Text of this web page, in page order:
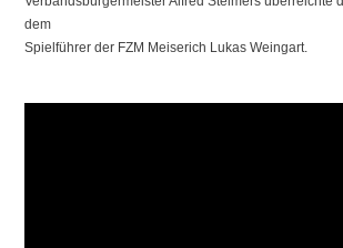
dem
Spielführer der FZM Meiserich Lukas Weingart.